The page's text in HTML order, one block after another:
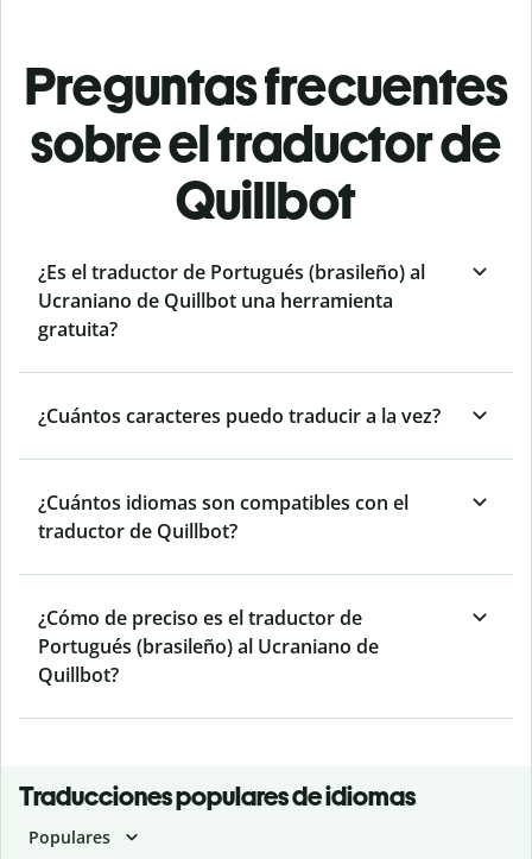
Preguntas frecuentes
sobre el traductor de
Quillbot
¿Es el traductor de Portugués (brasileño) al
Ucraniano de Quillbot una herramienta
gratuita?
¿Cuántos caracteres puedo traducir a la vez?
¿Cuántos idiomas son compatibles con el
traductor de Quillbot?
¿Cómo de preciso es el traductor de
Portugués (brasileño) al Ucraniano de
Quillbot?
Traducciones populares de idiomas
Populares